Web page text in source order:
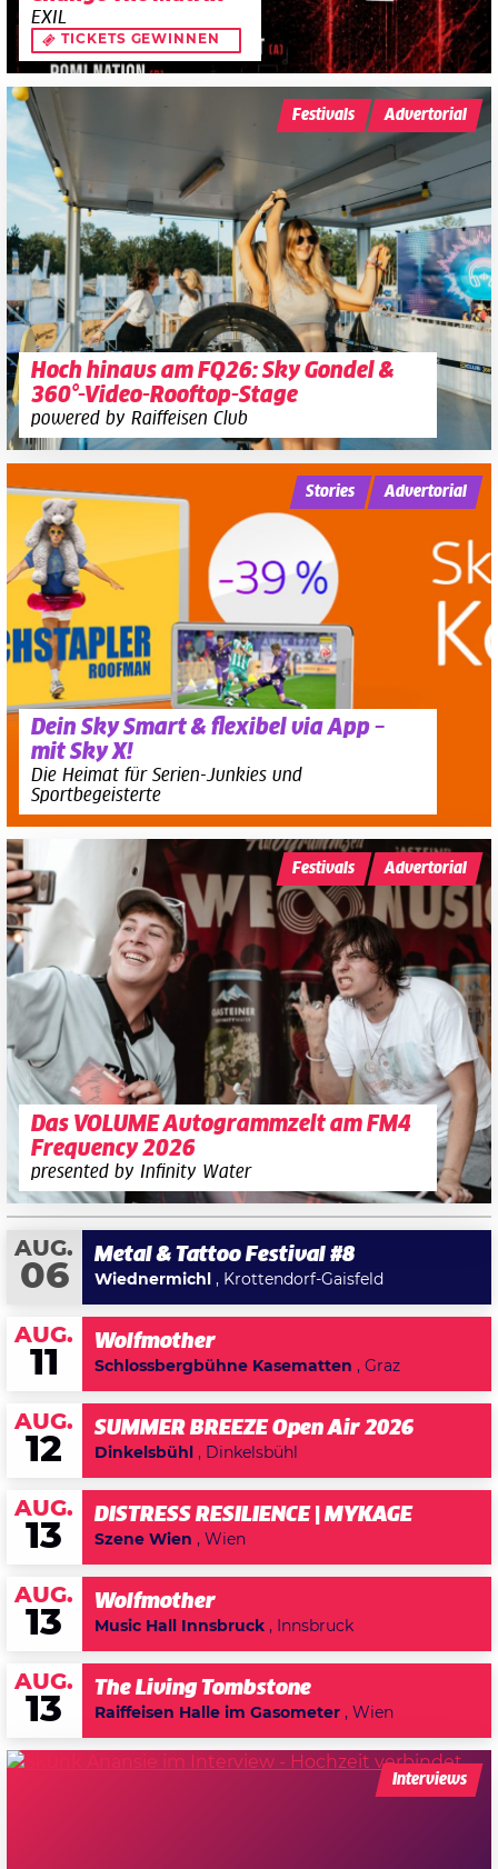
EXIL
TICKETS GEWINNEN
Hoch hinaus am FQ26: Sky Gondel &
360°-Video-Rooftop-Stage
powered by Raiffeisen Club
Festivals Advertorial
Dein Sky Smart & flexibel via App –
mit Sky X!
Die Heimat für Serien-Junkies und
Sportbegeisterte
Stories Advertorial
Das VOLUME Autogrammzelt am FM4
Frequency 2026
presented by Infinity Water
Festivals Advertorial
AUG.
06
Metal & Tattoo Festival #8
Wiednermichl , Krottendorf-Gaisfeld
AUG.
11
Wolfmother
Schlossbergbühne Kasematten , Graz
AUG.
12
SUMMER BREEZE Open Air 2026
Dinkelsbühl , Dinkelsbühl
AUG.
13
DISTRESS RESILIENCE | MYKAGE
Szene Wien , Wien
AUG.
13
Wolfmother
Music Hall Innsbruck , Innsbruck
AUG.
13
The Living Tombstone
Raiffeisen Halle im Gasometer , Wien
Interviews